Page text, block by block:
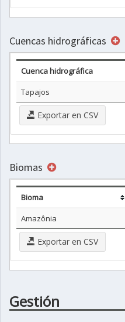
Cuencas hidrográficas
Cuenca hidrográfica
Tapajos
Exportar en CSV
Biomas
Bioma
Amazônia
Exportar en CSV
Gestión